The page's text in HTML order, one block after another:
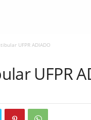
UFPR ADIADO
UFPR